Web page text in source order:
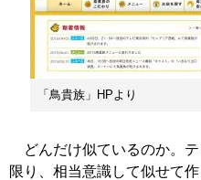
「鳥貴族」HPより
どんだけ似ているのか。テ
限り、相当意識して似せて